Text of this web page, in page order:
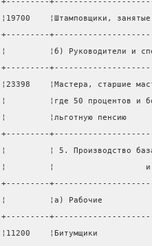
¦19700    ¦Штамповщики,
+---------
¦         ¦б) Руководители
+---------
¦23398    ¦Мастера, старшие
¦         ¦где 50 процентов и
¦         ¦льготную
+---------
¦         ¦ 5. Производство
¦         ¦                   и
+---------
¦         ¦а) Рабочие
+---------
¦11200    ¦Битумщики